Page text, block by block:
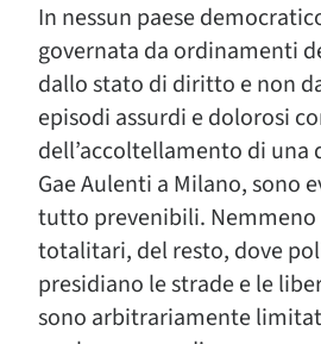
In nessun paese
governata da ordinamenti
dallo stato di diritto e non
episodi assurdi e dolorosi
dell’accoltellamento di una
Gae Aulenti a Milano, sono
tutto prevenibili.
totalitari, del resto, dove
presidiano le strade e le
sono arbitrariamente